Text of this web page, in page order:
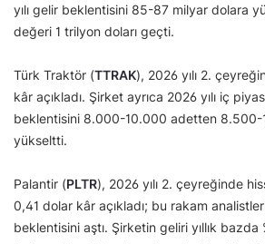
yılı gelir beklentisini 85-87 milyar dolara
değeri 1 trilyon doları geçti.
Türk Traktör (TTRAK), 2026 yılı 2.
kâr açıkladı. Şirket ayrıca 2026 yılı iç
beklentisini 8.000-10.000 adetten
yükseltti.
Palantir (PLTR), 2026 yılı 2. çeyreğinde
0,41 dolar kâr açıkladı; bu rakam
beklentisini aştı. Şirketin geliri yıllık bazda